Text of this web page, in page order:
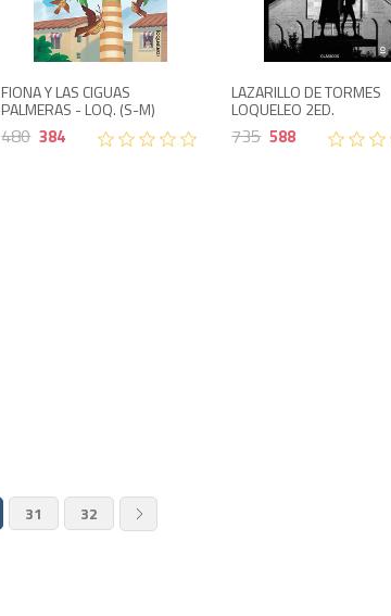
FIONA Y LAS CIGUAS
PALMERAS - LOQ. (S-M)
480 384
LAZARILLO DE TORMES
LOQUELEO 2ED.
735 588
31 32